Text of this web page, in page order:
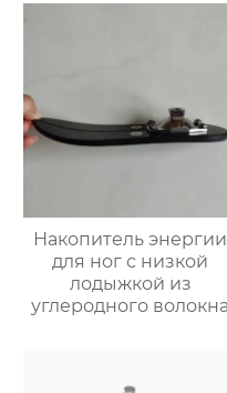
Накопитель энергии
для ног с низкой
лодыжкой из
углеродного волокна